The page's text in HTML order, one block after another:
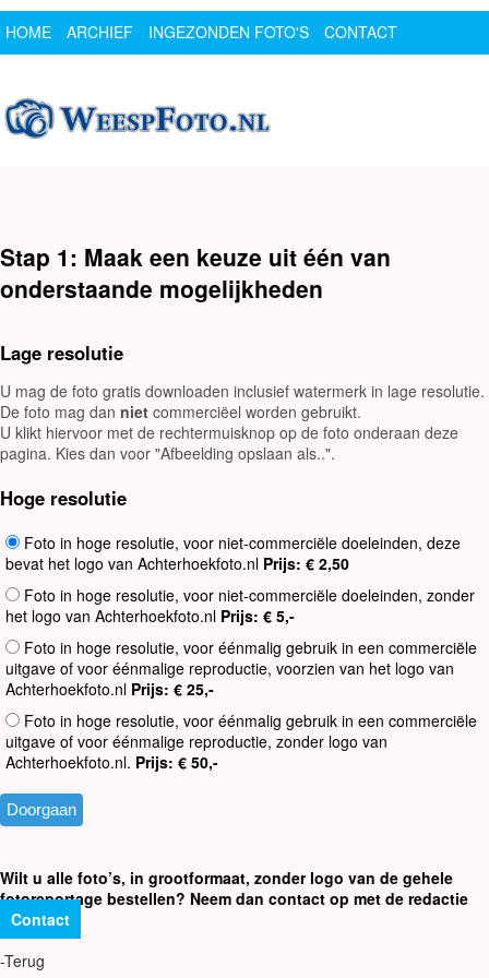
HOME ARCHIEF INGEZONDEN FOTO'S
CONTACT
Stap 1: Maak een keuze uit één van
onderstaande mogelijkheden
Lage resolutie
U mag de foto gratis downloaden inclusief watermerk in lage resolutie.
De foto mag dan niet commerciëel worden gebruikt.
U klikt hiervoor met de rechtermuisknop op de foto onderaan deze
pagina. Kies dan voor "Afbeelding opslaan als..".
Hoge resolutie
Foto in hoge resolutie, voor niet-commerciële doeleinden, deze
bevat het logo van Achterhoekfoto.nl Prijs: € 2,50
Foto in hoge resolutie, voor niet-commerciële doeleinden, zonder
het logo van Achterhoekfoto.nl Prijs: € 5,-
Foto in hoge resolutie, voor éénmalig gebruik in een commerciële
uitgave of voor éénmalige reproductie, voorzien van het logo van
Achterhoekfoto.nl Prijs: € 25,-
Foto in hoge resolutie, voor éénmalig gebruik in een commerciële
uitgave of voor éénmalige reproductie, zonder logo van
Achterhoekfoto.nl. Prijs: € 50,-
Wilt u alle foto’s, in grootformaat, zonder logo van de gehele
fotoreportage bestellen? Neem dan contact op met de redactie
Contact
-Terug